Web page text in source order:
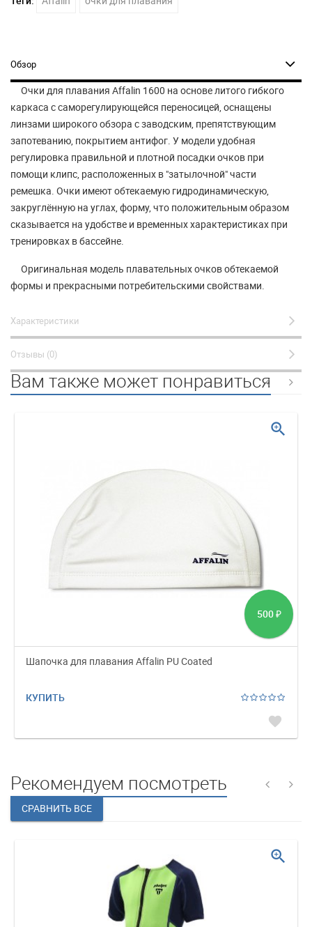
Обзор
Очки для плавания Affalin 1600 на основе литого гибкого
каркаса с саморегулирующейся переносицей, оснащены
линзами широкого обзора с заводским, препятствующим
запотеванию, покрытием антифог. У модели удобная
регулировка правильной и плотной посадки очков при
помощи клипс, расположенных в "затылочной" части
ремешка. Очки имеют обтекаемую гидродинамическую,
закруглённую на углах, форму, что положительным образом
сказывается на удобстве и временных характеристиках при
тренировках в бассейне.
Оригинальная модель плавательных очков обтекаемой
формы и прекрасными потребительскими свойствами.
Характеристики
Отзывы (0)
Вам также может понравиться
500 ₽
Шапочка для плавания Affalin PU Coated
КУПИТЬ
favorite
zoom_in
Рекомендуем посмотреть
zoom_in